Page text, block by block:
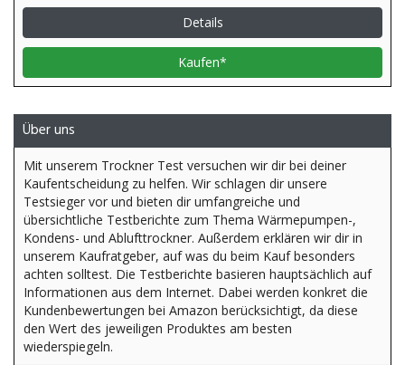
Details
Kaufen*
Über uns
Mit unserem Trockner Test versuchen wir dir bei deiner
Kaufentscheidung zu helfen. Wir schlagen dir unsere
Testsieger vor und bieten dir umfangreiche und
übersichtliche Testberichte zum Thema Wärmepumpen-,
Kondens- und Ablufttrockner. Außerdem erklären wir dir in
unserem Kaufratgeber, auf was du beim Kauf besonders
achten solltest. Die Testberichte basieren hauptsächlich auf
Informationen aus dem Internet. Dabei werden konkret die
Kundenbewertungen bei Amazon berücksichtigt, da diese
den Wert des jeweiligen Produktes am besten
wiederspiegeln.